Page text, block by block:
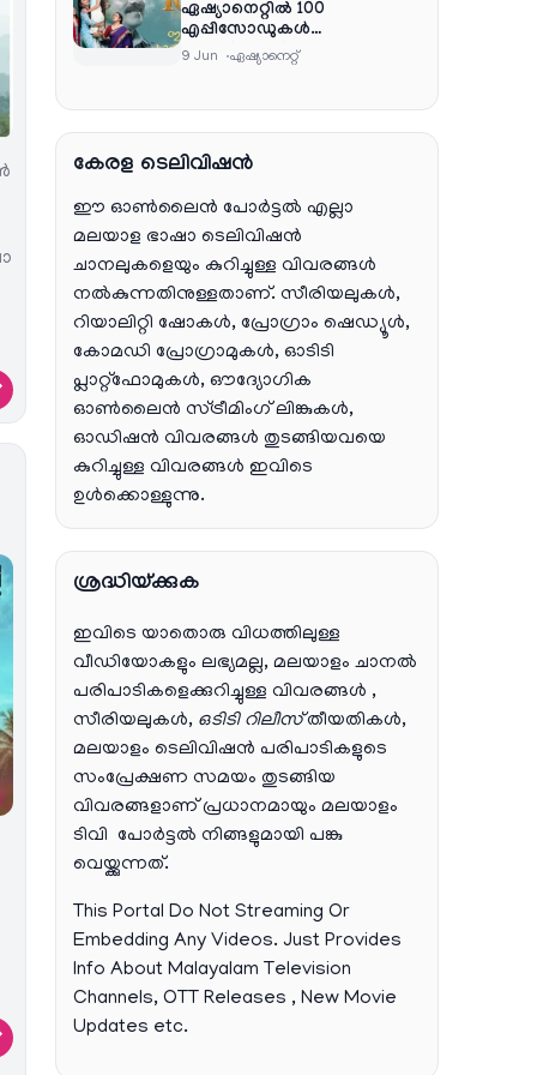
ഏഷ്യാനെറ്റിൽ 100
എപ്പിസോഡുകൾ
പൂർത്തിയാക്കി , സംപ്രേഷണം
9 Jun ഏഷ്യാനെറ്റ്‌
കേരള ടെലിവിഷൻ
ഈ ഓൺലൈൻ പോർട്ടൽ എല്ലാ
മലയാള ഭാഷാ ടെലിവിഷൻ
ചാനലുകളെയും കുറിച്ചുള്ള വിവരങ്ങൾ
നൽകുന്നതിനുള്ളതാണ്. സീരിയലുകൾ,
റിയാലിറ്റി ഷോകൾ, പ്രോഗ്രാം ഷെഡ്യൂൾ,
കോമഡി പ്രോഗ്രാമുകൾ, ഓടിടി
പ്ലാറ്റ്‌ഫോമുകൾ, ഔദ്യോഗിക
ഓൺലൈൻ സ്ട്രീമിംഗ് ലിങ്കുകൾ,
ഓഡിഷൻ വിവരങ്ങൾ തുടങ്ങിയവയെ
കുറിച്ചുള്ള വിവരങ്ങൾ ഇവിടെ
ഉൾക്കൊള്ളുന്നു.
ശ്രദ്ധിയ്ക്കുക
ഇവിടെ യാതൊരു വിധത്തിലുള്ള
വീഡിയോകളും ലഭ്യമല്ല, മലയാളം ചാനല്‍
പരിപാടികളെക്കുറിച്ചുള്ള വിവരങ്ങള്‍ ,
സീരിയലുകള്‍, ഒടിടി റിലീസ്തീയതികള്‍,
മലയാളം ടെലിവിഷന്‍ പരിപാടികളുടെ
സംപ്രേക്ഷണ സമയം തുടങ്ങിയ
വിവരങ്ങളാണ് പ്രധാനമായും മലയാളം
ടിവി പോര്‍ട്ടല്‍ നിങ്ങളുമായി പങ്കു
വെയ്ക്കുന്നത്.
This Portal Do Not Streaming Or
Embedding Any Videos. Just Provides
Info About Malayalam Television
Channels, OTT Releases , New Movie
Updates etc.